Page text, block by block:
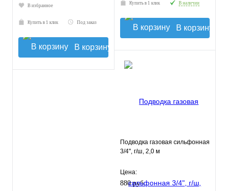
В избранное
Купить в 1 клик Под заказ
В корзину
Купить в 1 клик В наличии
В корзину
Подводка газовая сильфонная
3/4", г/ш, 2,0 м
Цена:
880 руб.